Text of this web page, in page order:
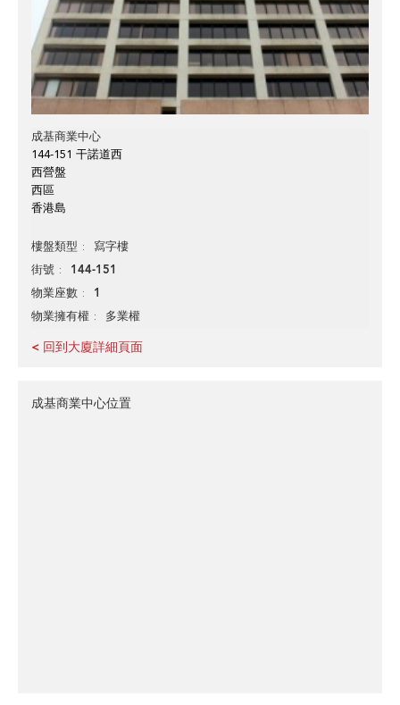
成基商業中心
144-151 干諾道西
西營盤
西區
香港島
樓盤類型 寫字樓
街號 144-151
物業座數 1
物業擁有權 多業權
< 回到大廈詳細頁面
成基商業中心位置